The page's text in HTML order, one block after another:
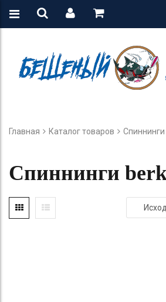
Главная Каталог товаров Спиннинги
Спиннинги